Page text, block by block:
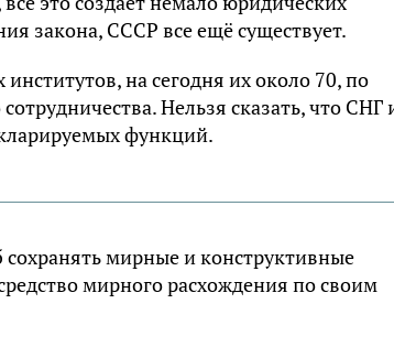
закона, СССР все ещё существует.
на сегодня их около 70, по
Нельзя сказать, что СНГ
функций.
мирные и конструктивные
мирного расхождения по своим